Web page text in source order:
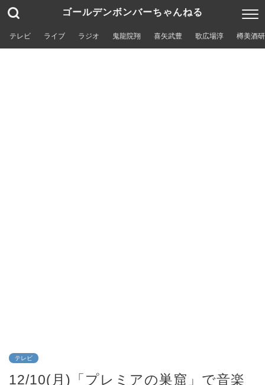
ゴールデンボンバーちゃんねる
テレビ ライブ ラジオ 鬼龍院翔 喜矢武豊 歌広場淳 樽美酒
テレビ
12/10(月)「プレミアの巣窟」で音楽